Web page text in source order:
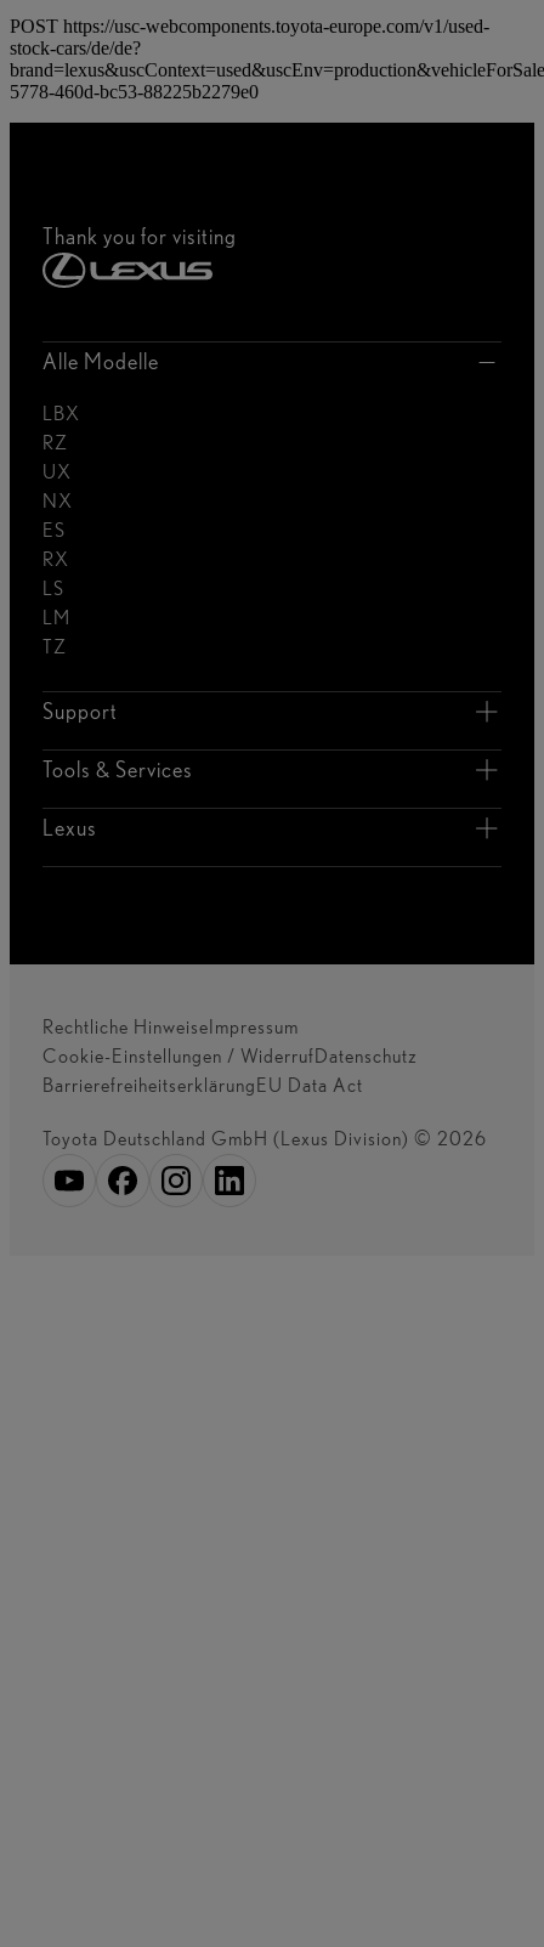
POST https://usc-webcomponents.toyota-europe.com/v1/used-
stock-cars/de/de?
5778-460d-bc53-88225b2279e0
Thank you for visiting
Alle Modelle
LBX
RZ
UX
NX
ES
RX
LS
LM
TZ
Support
Tools & Services
Lexus
Rechtliche HinweiseImpressum
Cookie-Einstellungen / WiderrufDatenschutz
BarrierefreiheitserklärungEU Data Act
Toyota Deutschland GmbH (Lexus Division) © 2026